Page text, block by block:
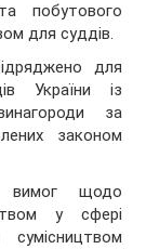
побутового
для суддів.
для
України із
за
законом
вимог щодо
у сфері
сумісництвом